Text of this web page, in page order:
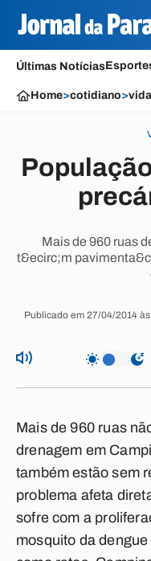
Últimas Notícias
Home>cotidiano>
Mais de 960 ruas
t&ecirc;m
Publicado em 27/04/2014
Mais de 960 ruas
drenagem em
também estão sem
problema afeta
sofre com a
mosquito da